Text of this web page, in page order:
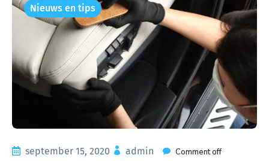
Nieuws en tips
september 15, 2020 admin Comment off